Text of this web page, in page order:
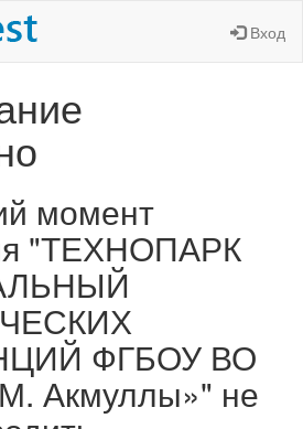
Вход
момент
"ТЕХНОПАРК
ФГБОУ ВО
Акмуллы»" не